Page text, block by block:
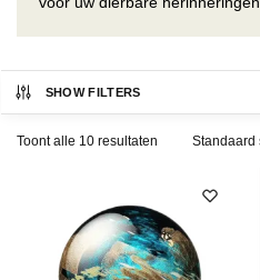
SHOW FILTERS
Toont alle 10 resultaten